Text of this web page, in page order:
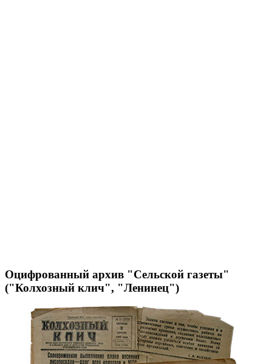
Оцифрованный архив "Сельской газеты"
("Колхозный клич", "Ленинец")